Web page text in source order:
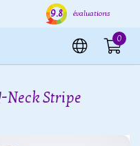
sous 24 heures
9.8 évaluations
0
Neck Stripe